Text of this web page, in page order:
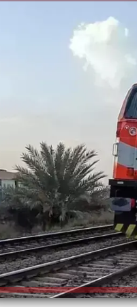
إلهام شرشر تكتب: دي مبقتش كورة..
دي سياسة